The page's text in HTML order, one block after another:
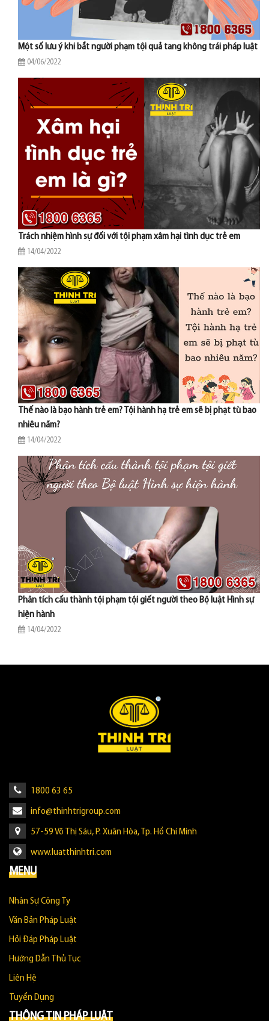
Một số lưu ý khi bắt người phạm tội quả tang không trái pháp luật
04/06/2022
Trách nhiệm hình sự đối với tội phạm xâm hại tình dục trẻ em
14/04/2022
Thế nào là bạo hành trẻ em? Tội hành hạ trẻ em sẽ bị phạt tù bao
nhiêu năm?
14/04/2022
Phân tích cấu thành tội phạm tội giết người theo Bộ luật Hình sự
hiện hành
14/04/2022
1800 63 65
info@thinhtrigroup.com
57-59 Võ Thị Sáu, P. Xuân Hòa, Tp. Hồ Chí Minh
www.luatthinhtri.com
MENU
Nhân Sự Công Ty
Văn Bản Pháp Luật
Hỏi Đáp Pháp Luật
Hướng Dẫn Thủ Tục
Liên Hệ
Tuyển Dụng
THÔNG TIN PHÁP LUẬT